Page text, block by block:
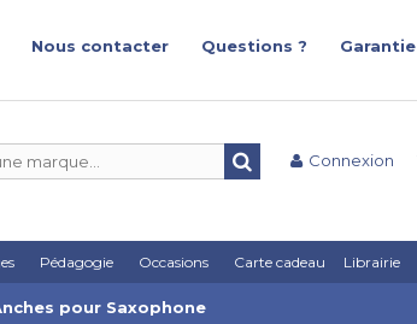
Nous contacter Questions ?
Garantie
Connexion
Pédagogie Occasions Carte cadeau Librairie
pour Saxophone